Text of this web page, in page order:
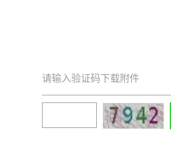
请输入验证码下载附件